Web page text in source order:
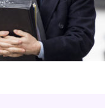
dans les prisons :